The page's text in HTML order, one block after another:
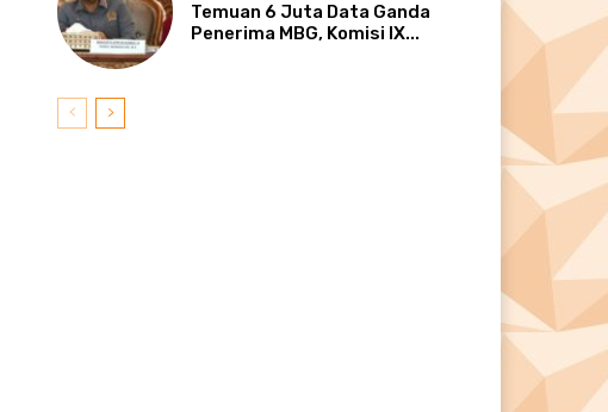
Temuan 6 Juta Data Ganda
Penerima MBG, Komisi IX...